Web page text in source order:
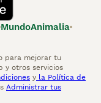
MundoAnimalia
para mejorar tu
y otros servicios
y la Política de
Administrar tus